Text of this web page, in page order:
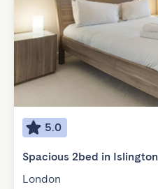
5.0
Spacious 2bed in Islington
London